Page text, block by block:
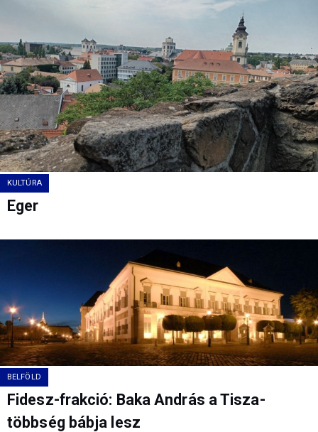
KULTÚRA
Eger
BELFÖLD
Fidesz-frakció: Baka András a Tisza-
többség bábja lesz